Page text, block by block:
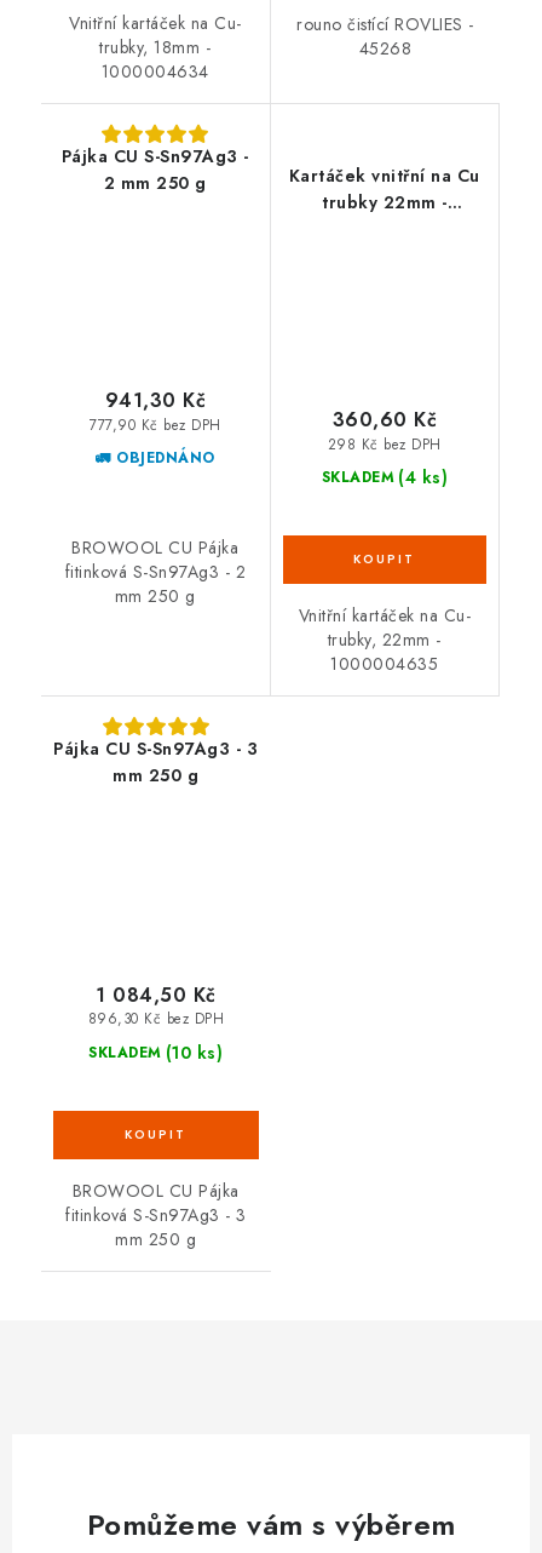
Vnitřní kartáček na Cu-
trubky, 18mm -
1000004634
rouno čistící ROVLIES -
45268
Pájka CU S-Sn97Ag3 -
2 mm 250 g
🚛 OBJEDNÁNO
777,90 Kč bez DPH
941,30 Kč
BROWOOL CU Pájka
fitinková S-Sn97Ag3 - 2
mm 250 g
Kartáček vnitřní na Cu
trubky 22mm -
SKLADEM (4 ks)
298 Kč bez DPH
360,60 Kč
Vnitřní kartáček na Cu-
trubky, 22mm -
1000004635
Pájka CU S-Sn97Ag3 - 3
mm 250 g
SKLADEM (10 ks)
896,30 Kč bez DPH
1 084,50 Kč
BROWOOL CU Pájka
fitinková S-Sn97Ag3 - 3
mm 250 g
Pomůžeme vám s výběrem